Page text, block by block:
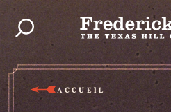
Skip to content
ACCUEIL